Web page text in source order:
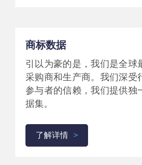
商标数据
引以为豪的是，我们是全球
采购商和生产商。我们深受
参与者的信赖，我们提供独
据集。
了解详情